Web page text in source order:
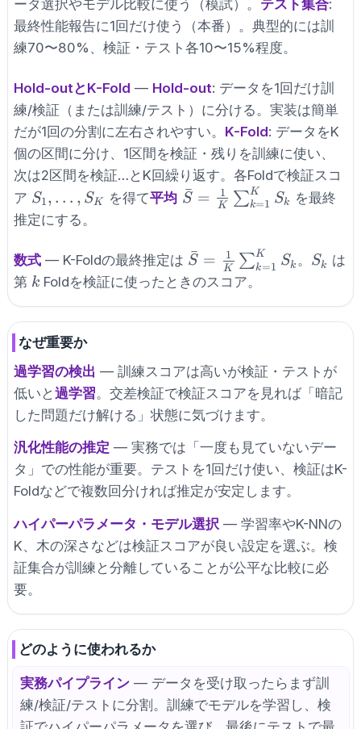
ータ選択やモデル比較に使う（模試）。 テスト集合:
最終性能報告に1回だけ使う（本番）。典型的には訓
練70〜80%、検証・テスト各10〜15%程度。
Hold-outとK-Fold — Hold-out: データを1回だけ訓
練/検証（または訓練/テスト）に分ける。実装は簡単
だが1回の分割に左右されやすい。 K-Fold: データをK
個の区間に分け、1区間を検証・残りを訓練に使い、
次は2区間を検証…とK回繰り返す。各Foldで検証スコ
ア S_1,
\ldots,
S1, … , SK を得て平均 \bar{S} = \frac{1}
S
ˉ = K
1 ∑k=1
K Sk
を最終
推定にする。
数式— K-Foldの最終推定は \bar{S} = \frac{1}
{K}\sum_{k=1}^K
S
ˉ = K
1 ∑k=1
K Sk 。 S_k
Sk
は
第 k
k Foldを検証に使ったときのスコア。
なぜ重要か
過学習の検出 — 訓練スコアは高いが検証・テストが
低いと過学習。交差検証で検証スコアを見れば「暗記
した問題だけ解ける」状態に気づけます。
汎化性能の推定 — 実務では「一度も見ていないデー
タ」での性能が重要。テストを1回だけ使い、検証はK-
Foldなどで複数回分ければ推定が安定します。
ハイパーパラメータ・モデル選択 — 学習率やK-NNの
K、木の深さなどは検証スコアが良い設定を選ぶ。検
証集合が訓練と分離していることが公平な比較に必
要。
どのように使われるか
実務パイプライン— データを受け取ったらまず訓
練/検証/テストに分割。訓練でモデルを学習し、検